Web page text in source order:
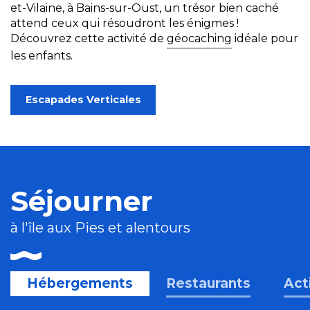
et-Vilaine, à Bains-sur-Oust, un trésor bien caché
attend ceux qui résoudront les énigmes !
Découvrez cette activité de géocaching idéale pour
les enfants.
Escapades Verticales
Séjourner
à l'île aux Pies et alentours
Hébergements Restaurants